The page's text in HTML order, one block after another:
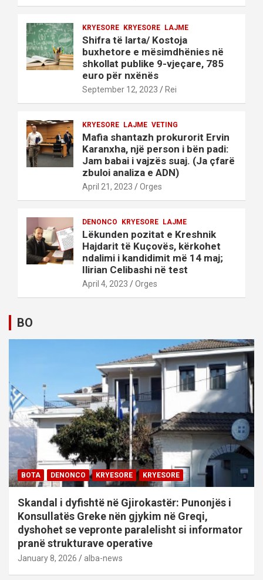
KRYESORE KRYESORE LAJME
Shifra të larta/ Kostoja
buxhetore e mësimdhënies në
shkollat publike 9-vjeçare, 785
euro për nxënës
September 12, 2023 Rei
KRYESORE LAJME VETING
Mafia shantazh prokurorit Ervin
Karanxha, një person i bën padi:
Jam babai i vajzës suaj. (Ja çfarë
zbuloi analiza e ADN)
April 21, 2023 Orges
DENONCO KRYESORE LAJME
Lëkunden pozitat e Kreshnik
Hajdarit të Kuçovës, kërkohet
ndalimi i kandidimit më 14 maj;
Ilirian Celibashi në test
April 4, 2023 Orges
BO
BOTA DENONCO KRYESORE KRYESORE
Skandal i dyfishtë në Gjirokastër: Punonjës i
Konsullatës Greke nën gjykim në Greqi,
dyshohet se vepronte paralelisht si informator
pranë strukturave operative
January 8, 2026 alba-news